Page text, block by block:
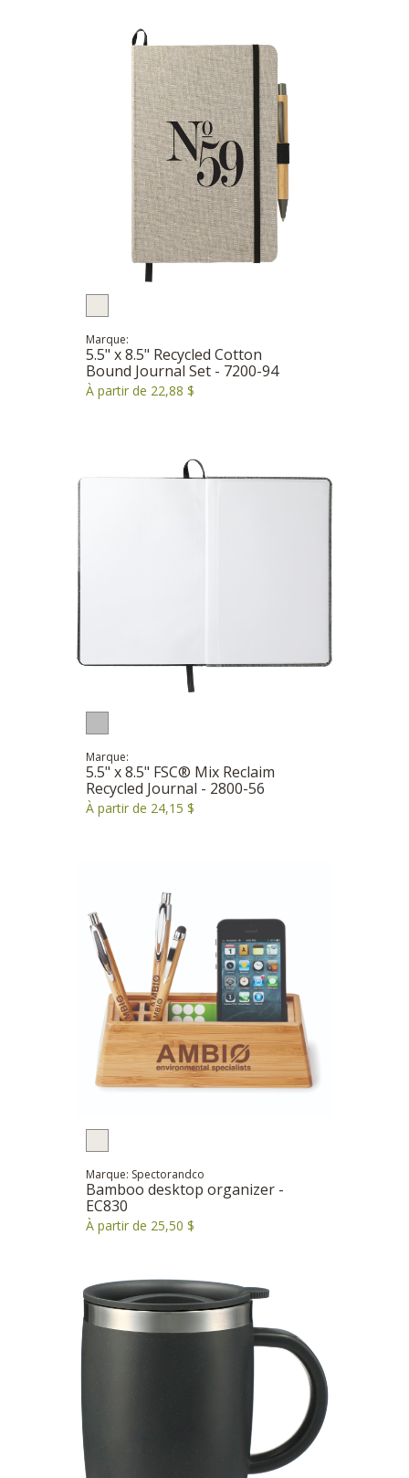
Marque:
5.5" x 8.5" Recycled Cotton
Bound Journal Set - 7200-94
À partir de 22,88 $
Marque:
5.5" x 8.5" FSC® Mix Reclaim
Recycled Journal - 2800-56
À partir de 24,15 $
Marque: Spectorandco
Bamboo desktop organizer -
EC830
À partir de 25,50 $